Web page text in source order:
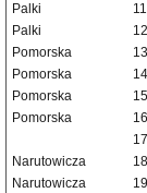
Palki
Palki
Pomorska
Pomorska
Pomorska
Pomorska
Narutowicza
Narutowicza